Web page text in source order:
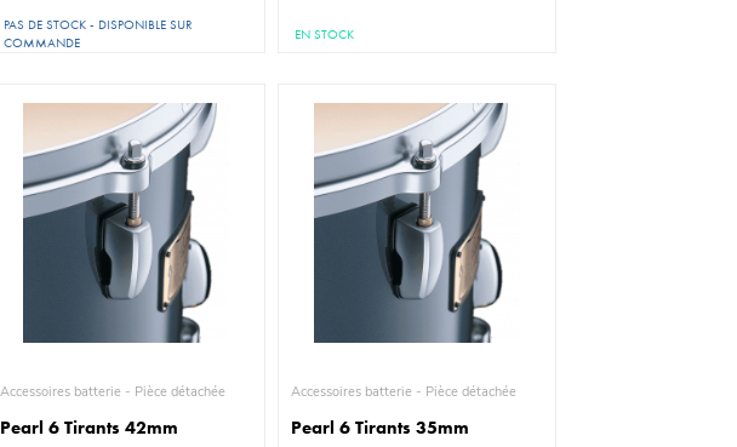
PAS DE STOCK - DISPONIBLE SUR
COMMANDE
EN STOCK
Accessoires batterie - Pièce détachée
Pearl 6 Tirants 42mm
Accessoires batterie - Pièce détachée
Pearl 6 Tirants 35mm